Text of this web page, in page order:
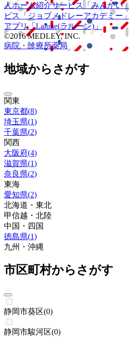
人ホーム紹介サービス
「みんかい」
ビス
「ジョブメドレーアカデミー」
アプリ「Lalune(ラルーン)」
©2016 MEDLEY, INC.
病院・診療所薬局
地域からさがす
関東
東京都(8)
埼玉県(1)
千葉県(2)
関西
大阪府(4)
滋賀県(1)
奈良県(2)
東海
愛知県(2)
北海道・東北
甲信越・北陸
中国・四国
徳島県(1)
九州・沖縄
市区町村からさがす
静岡市葵区(0)
静岡市駿河区(0)